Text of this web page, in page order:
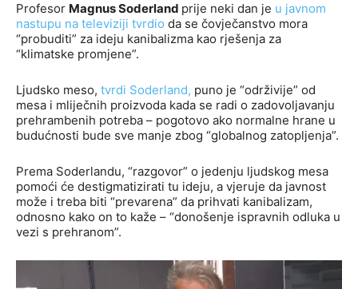
Profesor Magnus Soderland prije neki dan je u javnom
nastupu na televiziji tvrdio da se čovječanstvo mora
“probuditi” za ideju kanibalizma kao rješenja za
“klimatske promjene”.
Ljudsko meso, tvrdi Soderland, puno je “održivije” od
mesa i mliječnih proizvoda kada se radi o zadovoljavanju
prehrambenih potreba – pogotovo ako normalne hrane u
budućnosti bude sve manje zbog “globalnog zatopljenja”.
Prema Soderlandu, “razgovor” o jedenju ljudskog mesa
pomoći će destigmatizirati tu ideju, a vjeruje da javnost
može i treba biti “prevarena” da prihvati kanibalizam,
odnosno kako on to kaže – “donošenje ispravnih odluka u
vezi s prehranom”.